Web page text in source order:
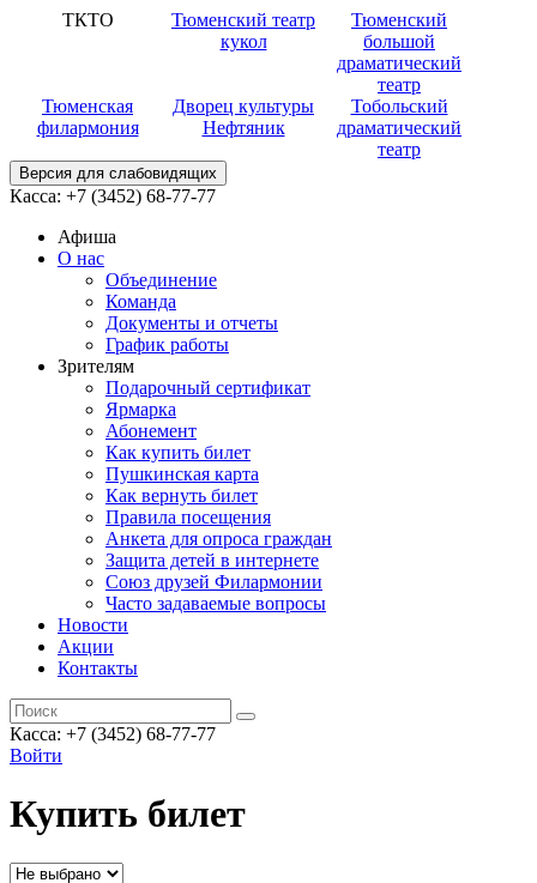
ТКТО
Тюменский театр
кукол
Тюменский
большой
драматический
театр
Тюменская
филармония
Дворец культуры
Нефтяник
Тобольский
драматический
театр
Версия для слабовидящих
Касса: +7 (3452) 68-77-77
Афиша
О нас
Объединение
Команда
Документы и отчеты
График работы
Зрителям
Подарочный сертификат
Ярмарка
Абонемент
Как купить билет
Пушкинская карта
Как вернуть билет
Правила посещения
Анкета для опроса граждан
Защита детей в интернете
Союз друзей Филармонии
Часто задаваемые вопросы
Новости
Акции
Контакты
Касса: +7 (3452) 68-77-77
Войти
Купить билет